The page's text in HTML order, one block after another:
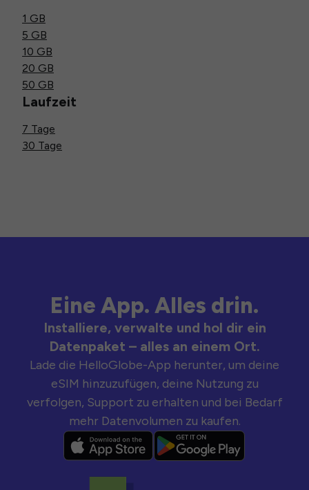
1 GB
5 GB
10 GB
20 GB
50 GB
Laufzeit
7 Tage
30 Tage
Eine App. Alles drin.
Installiere, verwalte und hol dir ein
Datenpaket – alles an einem Ort.
Lade die HelloGlobe-App herunter, um deine
eSIM hinzuzufügen, deine Nutzung zu
verfolgen, Support zu erhalten und bei Bedarf
mehr Datenvolumen zu kaufen.